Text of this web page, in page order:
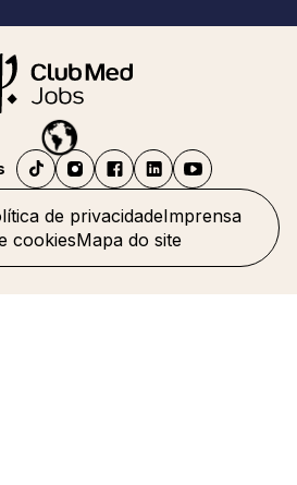
de privacidadeImprensa
cookiesMapa do site